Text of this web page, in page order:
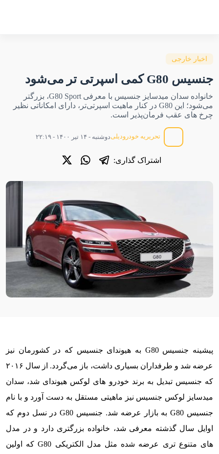
اخبار خارجی
جنسیس G80 کمی اسپرتی تر می‌شود
خانواده سدان میدسایز جنسیس با معرفی G80 Sport، بزرگتر
می‌شود؛ این G80 در کنار ماهیت اسپرتی‌تر، دارای امکاناتی نظیر
چرخ های عقب فرمان‌پذیر است.
تحریریه خودرودیلیدوشنبه - ۱۴ تیر ۱۴۰۰ - ۲۲:۱۹
اشتراک گذاری:
پیشینه جنسیس G80 به هیوندای جنسیس که در کشورمان نیز
عرضه شد و طرفداران بسیاری داشت، باز می‌گردد. از سال ۲۰۱۶
که جنسیس تبدیل به برند خودرو های لوکس هیوندای شد، سدان
میدسایز لوکس جنسیس نیز ماهیتی مستقل به دست آورد و با نام
جنسیس G80 به بازار عرضه شد. جنسیس G80 در نسل دوم که
اوایل سال گذشته معرفی شد، خانواده بزرگتری دارد و در مدل
های متنوع تری عرضه شده مثل مدل الکتریکی G80 که اولین